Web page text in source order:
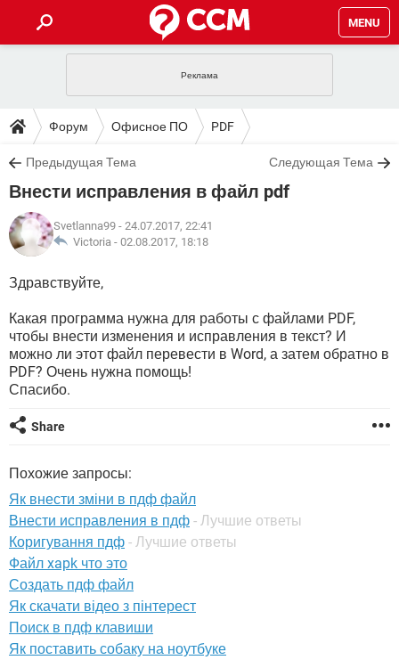
MENU
INSTAGRAM FACEBOOK
ИГРЫ WINDOWS 10
ВКОНТАКТЕ ВИДЕО
GOOGLE
ПОЛЕЗНЫЕ СОВЕТЫ
TIKTOK TELEGRAM
WINDOWS 10
ЗАГРУЗКИ
TIKTOK TELEGRAM
WHATSAPP
FACEBOOK
WINDOWS 10
ВИДЕО GOOGLE
YANDEX
TIKTOK
WINDOWS 10 ВКОНТАКТЕ
ВИДЕО GOOGLE
YANDEX
ЭНЦИКЛОПЕДИЯ
TIKTOK
WHATSAPP INSTAGRAM
FACEBOOK ИГРЫ
WINDOWS 10
YANDEX
Форум Офисное ПО PDF
Предыдущая Тема Следующая Тема
Внести исправления в файл pdf
Svetlanna99 - 24.07.2017, 22:41
Victoria - 02.08.2017, 18:18
Здравствуйте,
Какая программа нужна для работы с файлами PDF,
чтобы внести изменения и исправления в текст? И
можно ли этот файл перевести в Word, а затем обратно в
PDF? Очень нужна помощь!
Спасибо.
Share
Похожие запросы:
Як внести зміни в пдф файл
Внести исправления в пдф - Лучшие ответы
Коригування пдф - Лучшие ответы
Файл xapk что это
Создать пдф файл
Як скачати відео з пінтерест
Поиск в пдф клавиши
Як поставить собаку на ноутбуке